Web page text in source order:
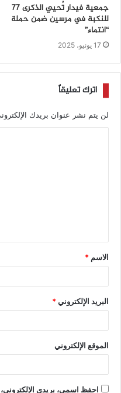
جمعية فيدار تُحيي الذكرى 77
للنكبة في مرسين ضمن حملة
“انتماء”
17 يونيو، 2025
اترك تعليقاً
لن يتم نشر عنوان بريدك
الاسم *
البريد الإلكتروني*
الموقع الإلكتروني
احفظ اسمي، بريدي